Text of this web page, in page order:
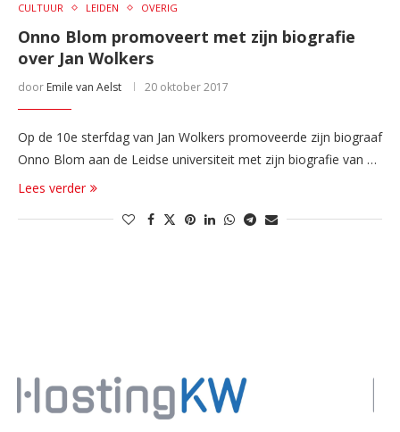
CULTUUR LEIDEN OVERIG
Onno Blom promoveert met zijn biografie
over Jan Wolkers
door Emile van Aelst 20 oktober 2017
Op de 10e sterfdag van Jan Wolkers promoveerde zijn biograaf
Onno Blom aan de Leidse universiteit met zijn biografie van …
Lees verder